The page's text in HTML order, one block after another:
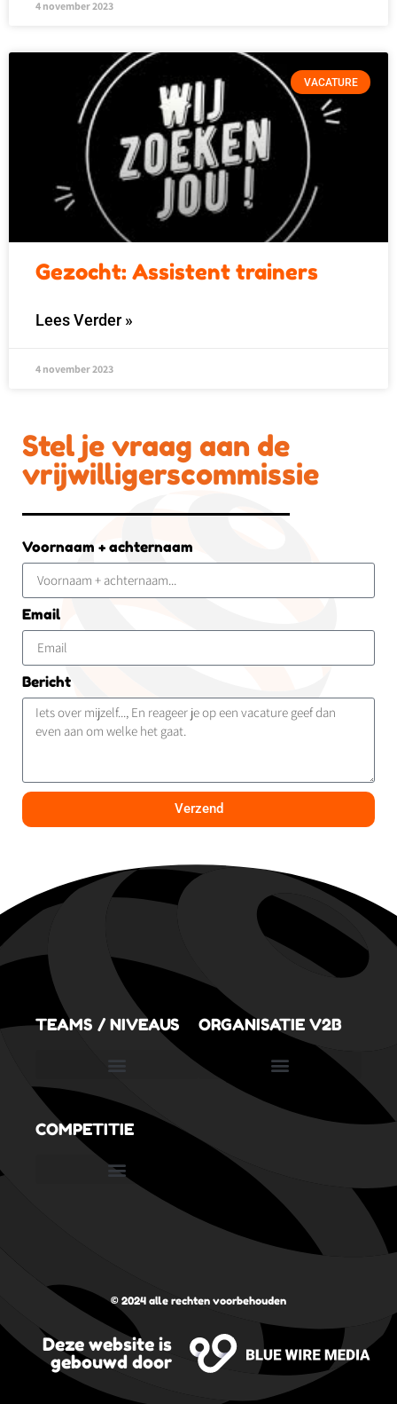
4 november 2023
VACATURE
Gezocht: Assistent trainers
Lees Verder »
4 november 2023
Stel je vraag aan de
vrijwilligerscommissie
Voornaam + achternaam
Email
Bericht
Verzend
TEAMS / NIVEAUS ORGANISATIE V2B
COMPETITIE
© 2024 alle rechten voorbehouden
Deze website is
gebouwd door